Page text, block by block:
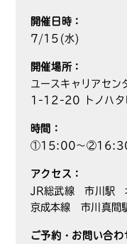
開催日時：
7/15(水)
開催場所：
ユースキャリアセン
1-12-20 トノハタ
時間：
①15:00～
アクセス：
JR総武線 市川駅
京成本線 市川真間
ご予約・お問い合わ